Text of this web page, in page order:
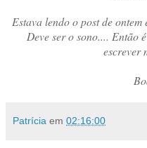
Estava lendo o post de
Deve ser o sono.... Então
escrever
Patrícia em 02:16:00